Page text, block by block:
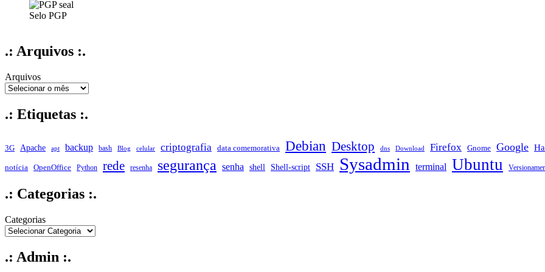
Selo PGP
.: Arquivos :.
Arquivos
.: Etiquetas :.
3G Apache apt backup bash Blog celular criptografia data comemorativa Debian Desktop dns Download Firefox Gnome Google
notícia OpenOffice Python rede resenha segurança senha shell Shell-script SSH Sysadmin terminal Ubuntu
.: Categorias :.
Categorias
.: Admin :.